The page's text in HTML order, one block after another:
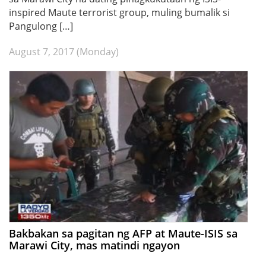
inspired Maute terrorist group, muling bumalik si
Pangulong […]
August 7, 2017 (Monday)
Bakbakan sa pagitan ng AFP at Maute-ISIS sa
Marawi City, mas matindi ngayon